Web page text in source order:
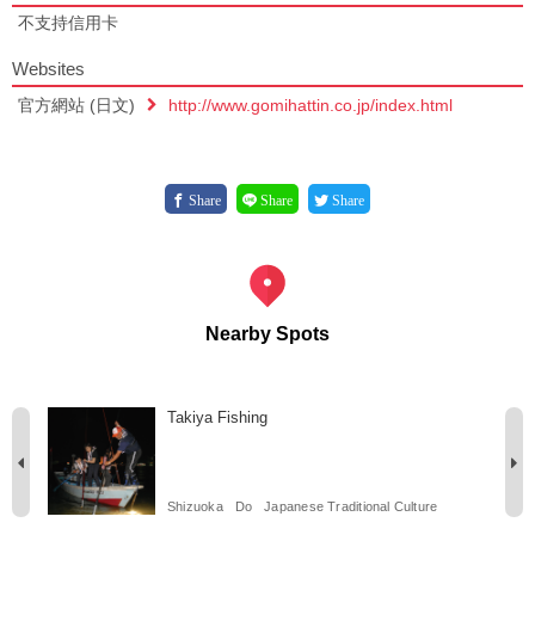
不支持信用卡
Websites
官方網站 (日文) http://www.gomihattin.co.jp/index.html
Share Share Share
Nearby Spots
Takiya Fishing
Shizuoka Do Japanese Traditional Culture